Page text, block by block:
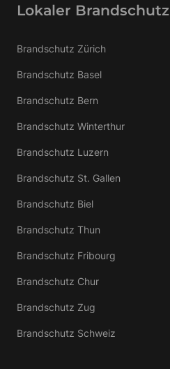
Lokaler Brandschutz
Brandschutz Zürich
Brandschutz Basel
Brandschutz Bern
Brandschutz Winterthur
Brandschutz Luzern
Brandschutz St. Gallen
Brandschutz Biel
Brandschutz Thun
Brandschutz Fribourg
Brandschutz Chur
Brandschutz Zug
Brandschutz Schweiz